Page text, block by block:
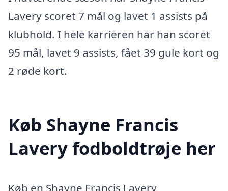
Lavery scoret 7 mål og lavet 1 assists på
klubhold. I hele karrieren har han scoret
95 mål, lavet 9 assists, fået 39 gule kort og
2 røde kort.
Køb Shayne Francis
Lavery fodboldtrøje her
Køb en Shayne Francis Lavery